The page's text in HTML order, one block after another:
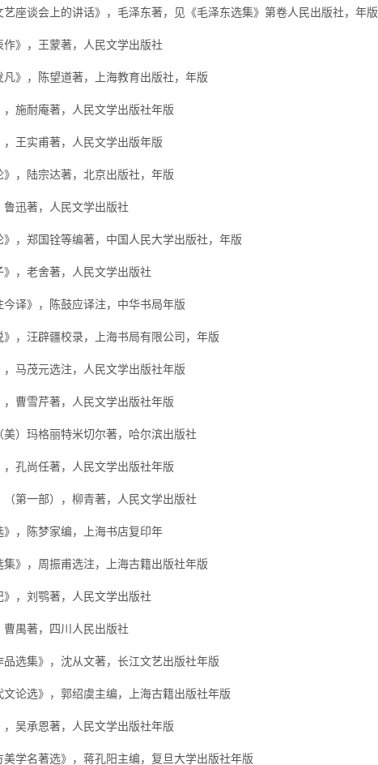
谈会上的讲话》，毛泽东著，见《毛泽东选集》第卷人民出版社，年版
》，王蒙著，人民文学出版社
》，陈望道著，上海教育出版社，年版
施耐庵著，人民文学出版社年版
王实甫著，人民文学出版年版
，陆宗达著，北京出版社，年版
迅著，人民文学出版社
郑国铨等编著，中国人民大学出版社，年版
，老舍著，人民文学出版社
译》，陈鼓应译注，中华书局年版
，汪辟疆校录，上海书局有限公司，年版
马茂元选注，人民文学出版社年版
曹雪芹著，人民文学出版社年版
）玛格丽特米切尔著，哈尔滨出版社
孔尚任著，人民文学出版社年版
第一部），柳青著，人民文学出版社
，陈梦家编，上海书店复印年
》，周振甫选注，上海古籍出版社年版
，刘鹗著，人民文学出版社
禺著，四川人民出版社
选集》，沈从文著，长江文艺出版社年版
选》，郭绍虞主编，上海古籍出版社年版
吴承恩著，人民文学出版社年版
名著选》，蒋孔阳主编，复旦大学出版社年版